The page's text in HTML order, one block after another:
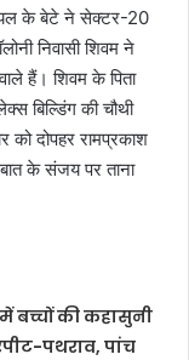
के बेटे ने सेक्टर-20
निवासी शिवम ने
हैं। शिवम के पिता
बिल्डिंग की चौथी
दोपहर रामप्रकाश
के संजय पर ताना
बच्चों की कहासुनी
पथराव, पांच